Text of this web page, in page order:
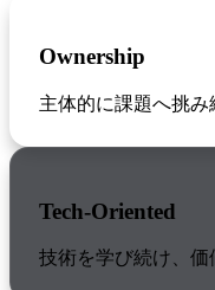
Ownership
主体的に課題へ挑み
Tech-Oriented
技術を学び続け、価